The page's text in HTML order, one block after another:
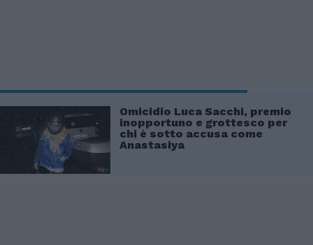
Omicidio Luca Sacchi, premio
inopportuno e grottesco per
chi è sotto accusa come
Anastasiya